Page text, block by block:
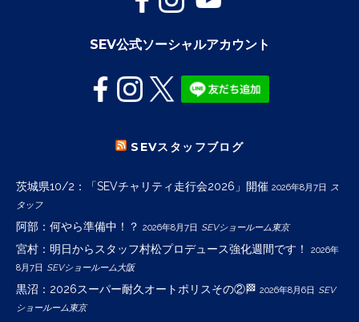
SEV公式ソーシャルアカウント
SEVスタッフブログ
茨城県10/2：「SEVチャリティ走行会2026」開催 2026年8月7日 ス
タッフ
阿部：何やら準備中！？ 2026年8月7日 SEVショールーム東京
宮村：明日からスタッフ村松プロデュース強化週間です！
2026年
8月7日 SEVショールーム大阪
黒沼：2026スーパー耐久オートポリスその②🏁 2026年8月6日 SEV
ショールーム東京